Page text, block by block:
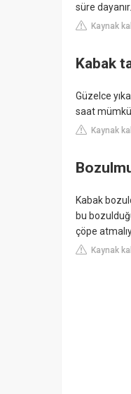
süre dayanır.
Kaynak
Kabak
Güzelce
saat
Kaynak
Kabak
bu
çöpe
Kaynak